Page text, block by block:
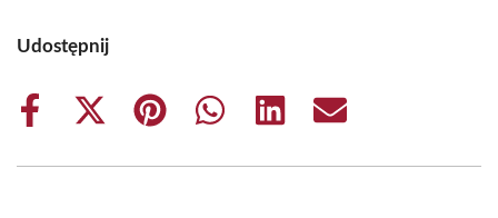
Udostępnij
Share
Share
(Twitter)
Share
Share
Share
Share